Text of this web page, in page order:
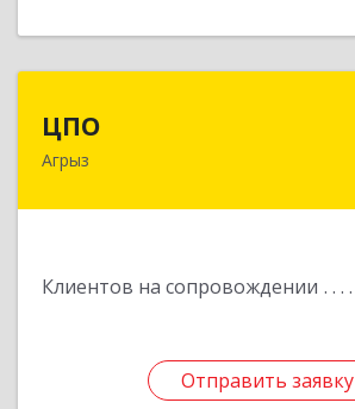
ЦПО
Агрыз
Клиентов на сопровождении
Отправить заявку
Отправить заявку